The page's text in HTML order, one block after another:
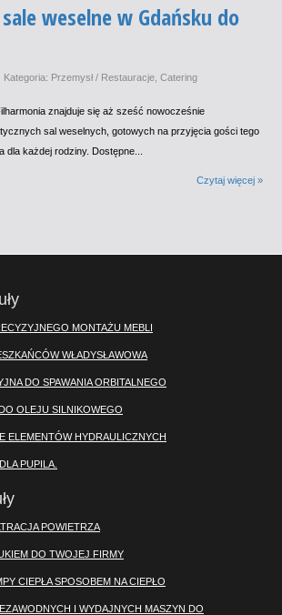
weselne w Gdańsku do
Kategoria: Przemysł / Restauracje, Catering
znajduje się aż sześć nowocześnie
sal weselnych, gotowych na przyjęcia gości tego
dla każdej rodziny. Dostępne...
Czytaj więcej »
MONTAŻU MEBLI
WŁADYSŁAWOWA
DO SPAWANIA ORBITALNEGO
OLEJU SILNIKOWEGO
ELEMENTÓW HYDRAULICZNYCH
PUPILA.
POWIETRZA
DO TWOJEJ FIRMY
CIEPŁA SPOSOBEM NA CIEPŁO
I WYDAJNYCH MASZYN DO